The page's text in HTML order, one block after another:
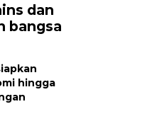
dan
bangsa
hingga